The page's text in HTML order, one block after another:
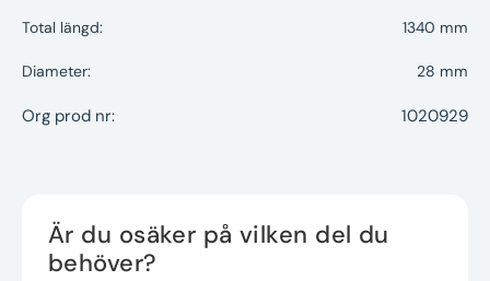
Total längd: 1340 mm
Diameter: 28 mm
Org prod nr: 1020929
Är du osäker på vilken del du
behöver?